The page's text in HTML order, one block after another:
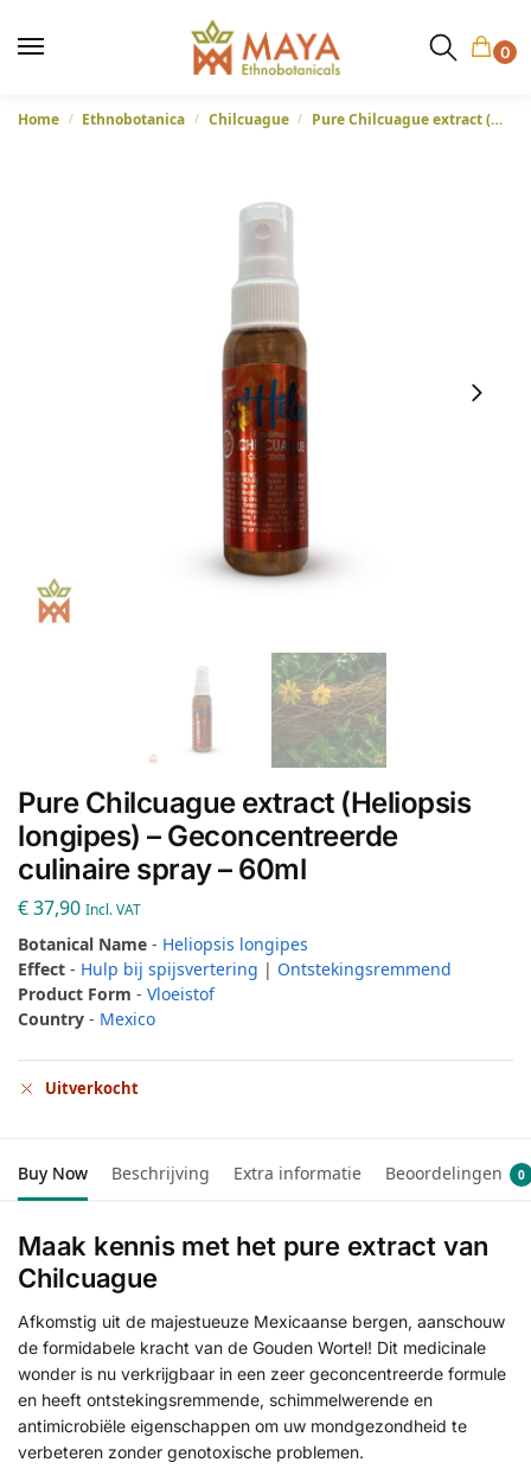
0
Home / Ethnobotanica / Chilcuague / Pure Chilcuague extract (Heliopsis longipes) – Geconcentreerde culinaire spray – 60ml
Pure Chilcuague extract (Heliopsis
longipes) – Geconcentreerde
culinaire spray – 60ml
€37,90 Incl. VAT
Botanical Name - Heliopsis longipes
Effect - Hulp bij spijsvertering | Ontstekingsremmend
Product Form - Vloeistof
Country - Mexico
Uitverkocht
Buy Now Beschrijving Extra informatie Beoordelingen 0
Maak kennis met het pure extract van
Chilcuague
Afkomstig uit de majestueuze Mexicaanse bergen, aanschouw
de formidabele kracht van de Gouden Wortel! Dit medicinale
wonder is nu verkrijgbaar in een zeer geconcentreerde formule
en heeft ontstekingsremmende, schimmelwerende en
antimicrobiële eigenschappen om uw mondgezondheid te
verbeteren zonder genotoxische problemen.